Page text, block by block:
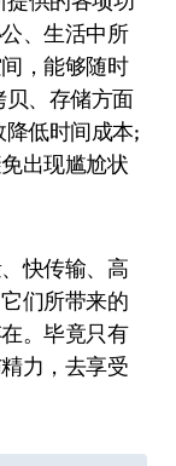
、生活中所
，能够随时
、存储方面
低时间成本;
出现尴尬状
快传输、高
们所带来的
。毕竟只有
力，去享受